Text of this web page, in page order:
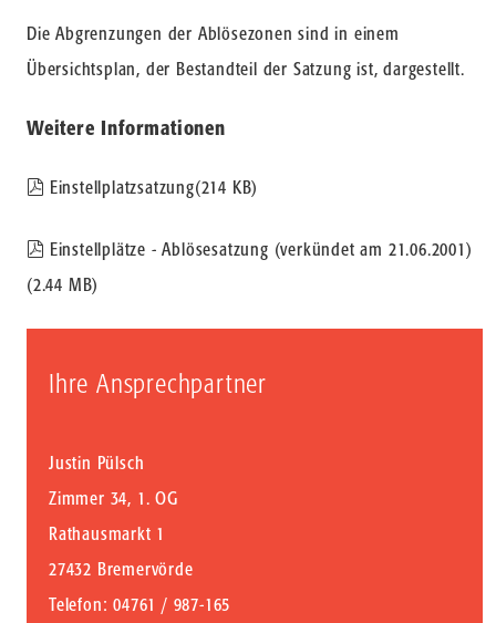
Die Abgrenzungen der Ablösezonen sind in einem
Übersichtsplan, der Bestandteil der Satzung ist, dargestellt.
Weitere Informationen
pdf
Einstellplatzsatzung(214 KB)
pdf
Einstellplätze - Ablösesatzung (verkündet am 21.06.2001)
(2.44 MB)
Ihre Ansprechpartner
Justin Pülsch
Zimmer 34, 1. OG
Rathausmarkt 1
27432 Bremervörde
Telefon: 04761 / 987-165